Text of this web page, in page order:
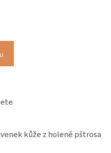
kůže z holeně pštrosa